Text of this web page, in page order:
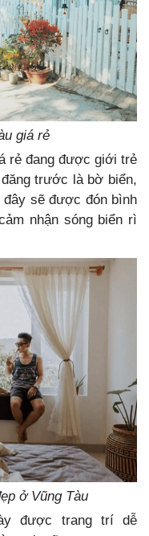
giá rẻ
rẻ đang được giới trẻ
trước là bờ biển,
sẽ được đón bình
nhận sóng biển rì
ở Vũng Tàu
được trang trí dễ